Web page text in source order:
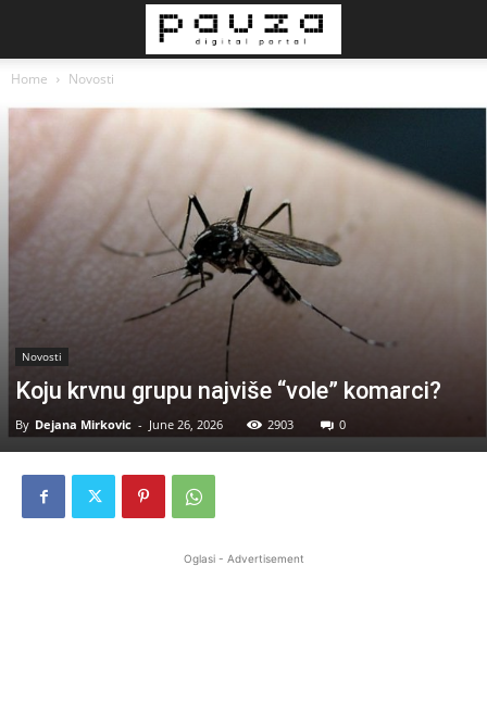
Home Novosti
Novosti
Koju krvnu grupu najviše “vole” komarci?
By Dejana Mirkovic - June 26, 2026 2903 0
Oglasi - Advertisement